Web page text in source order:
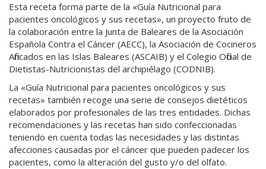
Esta receta forma parte de la «Guía Nutricional para
pacientes oncológicos y sus recetas», un proyecto fruto de
la colaboración entre la Junta de Baleares de la Asociación
Española Contra el Cáncer (AECC), la Asociación de Cocineros
Afincados en las Islas Baleares (ASCAIB) y el Colegio Oficial de
Dietistas-Nutricionistas del archipiélago (CODNIB).
La «Guía Nutricional para pacientes oncológicos y sus
recetas» también recoge una serie de consejos dietéticos
elaborados por profesionales de las tres entidades. Dichas
recomendaciones y las recetas han sido confeccionadas
teniendo en cuenta todas las necesidades y las distintas
afecciones causadas por el cáncer que pueden padecer los
pacientes, como la alteración del gusto y/o del olfato.